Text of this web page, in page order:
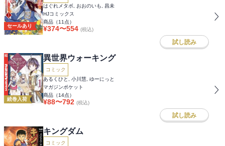
セールあり
はぐれメタボ, おおのいも, 昌未
HJコミックス
商品（11 点）
¥374〜554 (税込)
試し読み
続巻入荷
異世界ウォーキング
コミック
あるくひと, 小川慧, ゆーにっと
マガジンポケット
商品（14点）
¥88〜792 (税込)
試し読み
キングダム
コミック